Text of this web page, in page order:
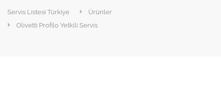
Servis Listesi Türkiye
Ürünler
Olivetti Profilo Yetkili Servis